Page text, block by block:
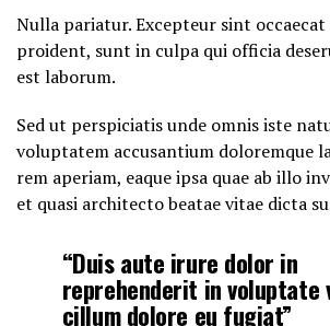
Nulla pariatur. Excepteur sint
proident, sunt in culpa qui officia
est laborum.
Sed ut perspiciatis unde omnis iste
voluptatem accusantium doloremque
rem aperiam, eaque ipsa quae ab illo
et quasi architecto beatae vitae dicta
“Duis aute irure dolor in
reprehenderit in voluptate
cillum dolore eu fugiat”